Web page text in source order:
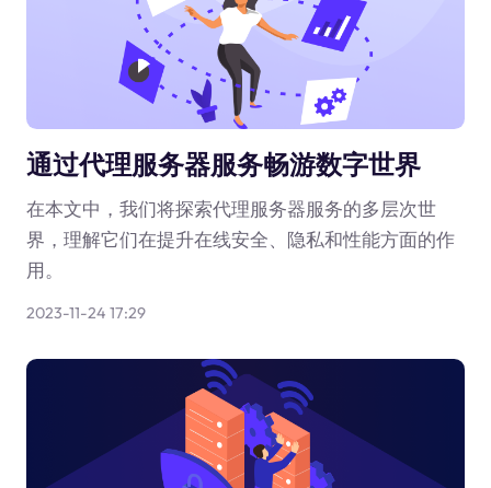
通过代理服务器服务畅游数字世界
在本文中，我们将探索代理服务器服务的多层次世
界，理解它们在提升在线安全、隐私和性能方面的作
用。
2023-11-24 17:29